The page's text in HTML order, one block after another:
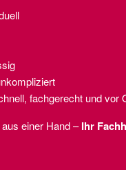
fachgerecht und vor
einer Hand –Ihr